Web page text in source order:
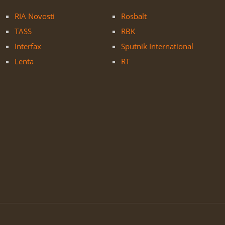
RIA Novosti
TASS
Interfax
Lenta
Rosbalt
RBK
Sputnik International
RT